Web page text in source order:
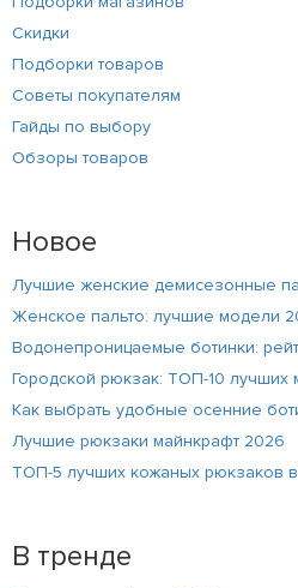
Скидки
Подборки товаров
Советы покупателям
Гайды по выбору
Обзоры товаров
Новое
Лучшие женские демисезонные
Женское пальто: лучшие модели
Водонепроницаемые ботинки:
Городской рюкзак: ТОП-10 лучших
Как выбрать удобные осенние
Лучшие рюкзаки майнкрафт 2026
ТОП-5 лучших кожаных рюкзаков
В тренде